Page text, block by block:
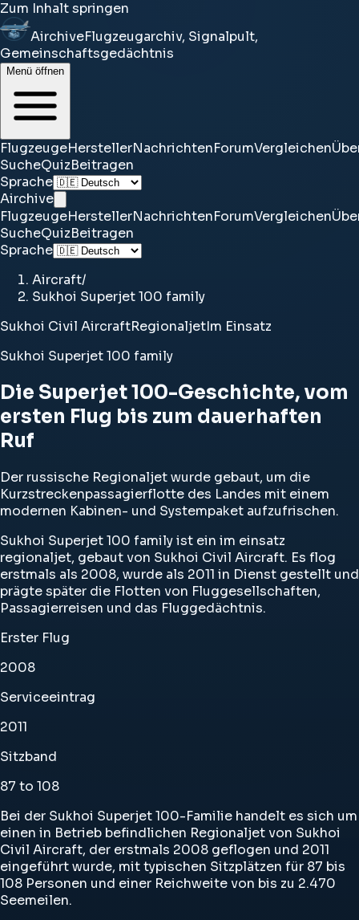
Zum Inhalt springen
AirchiveFlugzeugarchiv, Signalpult,
Gemeinschaftsgedächtnis
Menü öffnen
FlugzeugeHerstellerNachrichtenForumVergleichen
SucheQuizBeitragen
Sprache
Airchive
FlugzeugeHerstellerNachrichtenForumVergleichen
SucheQuizBeitragen
Sprache
Aircraft/
Sukhoi Superjet 100 family
Sukhoi Civil AircraftRegionaljetIm Einsatz
Sukhoi Superjet 100 family
Die Superjet 100-Geschichte, vom
ersten Flug bis zum dauerhaften
Ruf
Der russische Regionaljet wurde gebaut, um die
Kurzstreckenpassagierflotte des Landes mit einem
modernen Kabinen- und Systempaket aufzufrischen.
Sukhoi Superjet 100 family ist ein im einsatz
regionaljet, gebaut von Sukhoi Civil Aircraft. Es flog
erstmals als 2008, wurde als 2011 in Dienst gestellt und
prägte später die Flotten von Fluggesellschaften,
Passagierreisen und das Fluggedächtnis.
Erster Flug
2008
Serviceeintrag
2011
Sitzband
87 to 108
Bei der Sukhoi Superjet 100-Familie handelt es sich um
einen in Betrieb befindlichen Regionaljet von Sukhoi
Civil Aircraft, der erstmals 2008 geflogen und 2011
eingeführt wurde, mit typischen Sitzplätzen für 87 bis
108 Personen und einer Reichweite von bis zu 2.470
Seemeilen.